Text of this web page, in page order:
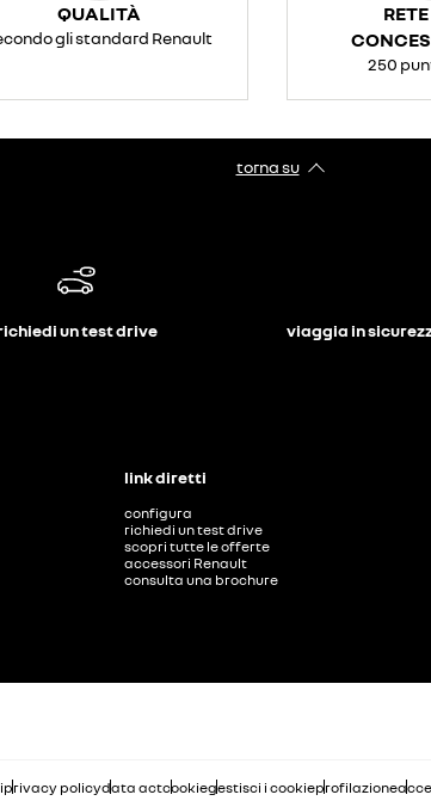
QUALITÀ
gli standard Renault
250
torna su
un test drive viaggia in
link diretti
configura
richiedi un test drive
scopri tutte le offerte
accessori Renault
consulta una brochure
privacy policydata actcookiegestisci i cookieprofilazione